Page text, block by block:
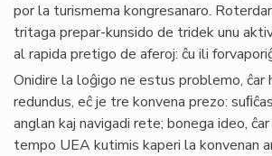
por la turismema kongresanaro.
tritaga prepar-kunsido de tridek unu
al rapida pretigo de aferoj: ĉu ili
Onidire la loĝigo ne estus problemo, ĉar
redundus, eĉ je tre konvena prezo:
anglan kaj navigadi rete; bonega ideo,
tempo UEA kutimis kaperi la konvenan